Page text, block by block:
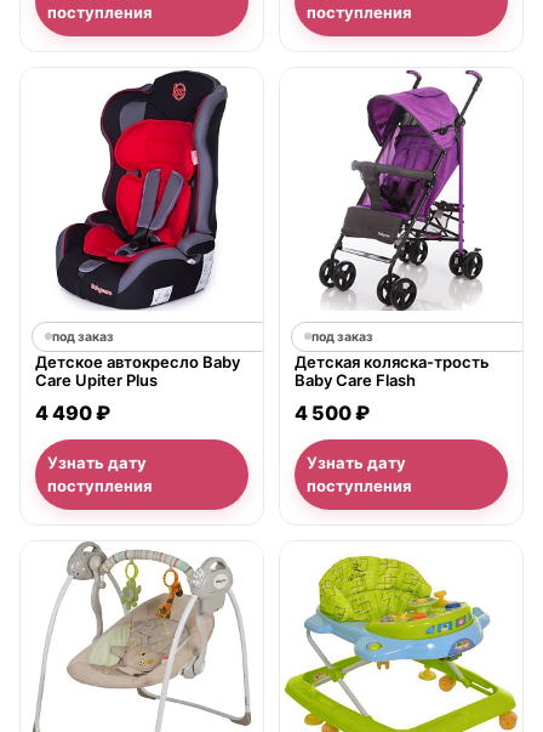
поступления
поступления
под заказ
Детское автокресло Baby
Care Upiter Plus
4 490 ₽
Узнать дату
поступления
под заказ
Детская коляска-трость
Baby Care Flash
4 500 ₽
Узнать дату
поступления